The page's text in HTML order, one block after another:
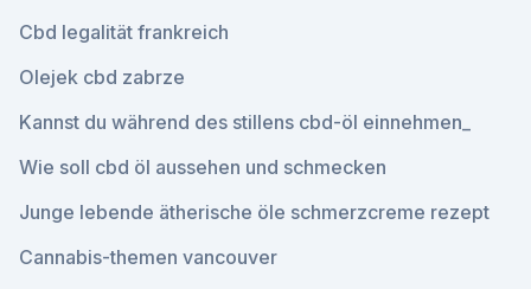
Cbd legalität frankreich
Olejek cbd zabrze
Kannst du während des stillens cbd-öl einnehmen_
Wie soll cbd öl aussehen und schmecken
Junge lebende ätherische öle schmerzcreme rezept
Cannabis-themen vancouver